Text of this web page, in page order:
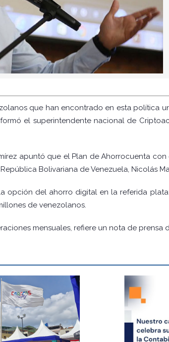
que han encontrado en esta política
el superintendente nacional de
apuntó que el Plan de Ahorrocuenta
Bolivariana de Venezuela, Nicolás
opción del ahorro digital en la referida
de venezolanos.
mensuales, refiere un nota de prensa